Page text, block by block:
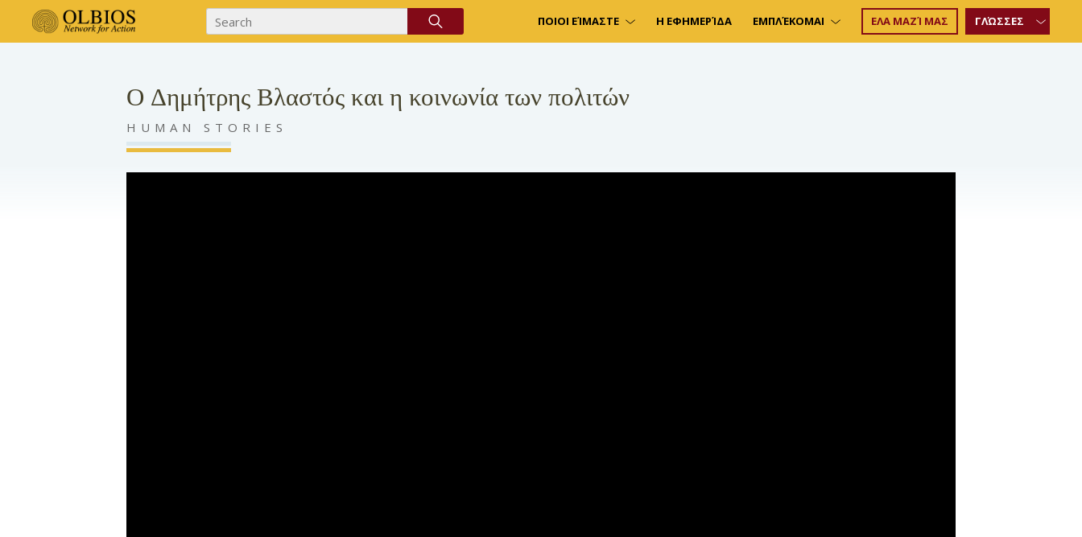
ΠΟΙΟΙ ΕΊΜΑΣΤΕ Η ΕΦΗΜΕΡΊΔΑ ΕΜΠΛΈΚΟΜΑΙ ΕΛΑ ΜΑΖΊ ΜΑΣ ΓΛΏΣΣΕΣ
Ο Δημήτρης Βλαστός και η κοινωνία των πολιτών
HUMAN STORIES